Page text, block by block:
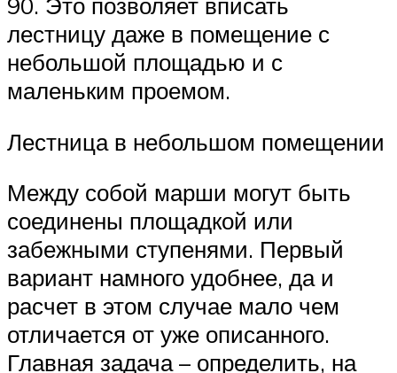
лестницу даже в помещение с
небольшой площадью и с
маленьким проемом.
Лестница в небольшом помещении
Между собой марши могут быть
соединены площадкой или
забежными ступенями. Первый
вариант намного удобнее, да и
расчет в этом случае мало чем
отличается от уже описанного.
Главная задача – определить, на